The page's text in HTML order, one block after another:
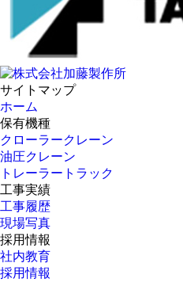
サイトマップ
ホーム
保有機種
クローラークレーン
油圧クレーン
トレーラートラック
工事実績
工事履歴
現場写真
採用情報
社内教育
採用情報